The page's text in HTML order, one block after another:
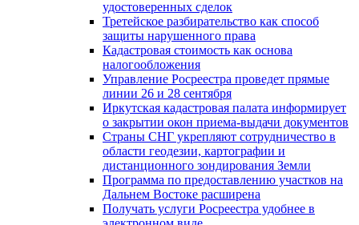
удостоверенных сделок
Третейское разбирательство как способ
защиты нарушенного права
Кадастровая стоимость как основа
налогообложения
Управление Росреестра проведет прямые
линии 26 и 28 сентября
Иркутская кадастровая палата информирует
о закрытии окон приема-выдачи документов
Страны СНГ укрепляют сотрудничество в
области геодезии, картографии и
дистанционного зондирования Земли
Программа по предоставлению участков на
Дальнем Востоке расширена
Получать услуги Росреестра удобнее в